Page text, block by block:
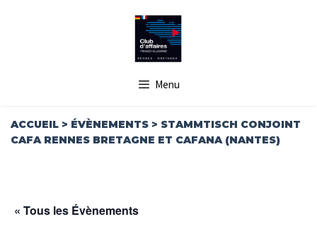
Menu
ACCUEIL > ÉVÈNEMENTS > STAMMTISCH CONJOINT
CAFA RENNES BRETAGNE ET CAFANA (NANTES)
« Tous les Évènements